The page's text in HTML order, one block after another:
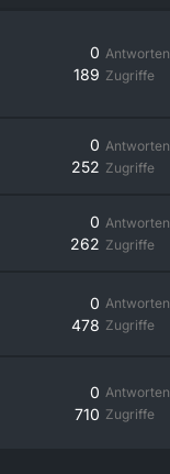
Antworten
0
Zugriffe
189
Antworten
0
Zugriffe
252
Antworten
0
Zugriffe
262
Antworten
0
Zugriffe
478
Antworten
0
Zugriffe
710